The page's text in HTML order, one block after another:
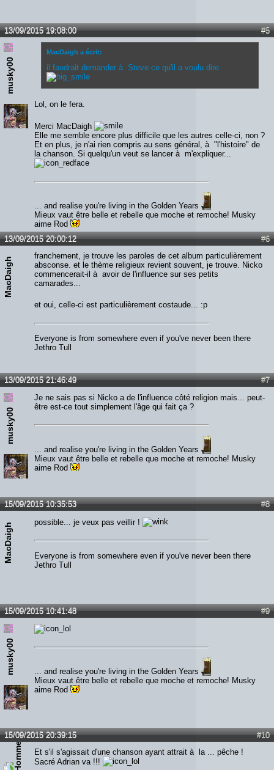
#5
13/09/2015 19:08:00
musky00
MacDaigh a écrit:
il faudrait demander à Steve ce qu'il a voulu dire
Lol, on le fera.
Merci MacDaigh
Elle me semble encore plus difficile que les autres celle-ci, non ?
Et en plus, je n'ai rien compris au sens général, à "l'histoire" de
la chanson. Si quelqu'un veut se lancer à m'expliquer...
... and realise you're living in the Golden Years
Mieux vaut être belle et rebelle que moche et remoche! Musky
aime Rod
#6
13/09/2015 20:00:12
MacDaigh
franchement, je trouve les paroles de cet album particulièrement
absconse. et le thème religieux revient souvent, je trouve. Nicko
commencerait-il à avoir de l'influence sur ses petits
camarades...
et oui, celle-ci est particulièrement costaude... :p
Everyone is from somewhere even if you've never been there
Jethro Tull
#7
13/09/2015 21:46:49
musky00
Je ne sais pas si Nicko a de l'influence côté religion mais... peut-
être est-ce tout simplement l'âge qui fait ça ?
... and realise you're living in the Golden Years
Mieux vaut être belle et rebelle que moche et remoche! Musky
aime Rod
#8
15/09/2015 10:35:53
MacDaigh possible... je veux pas veillir !
Everyone is from somewhere even if you've never been there
Jethro Tull
#9
15/09/2015 10:41:48
musky00
... and realise you're living in the Golden Years
Mieux vaut être belle et rebelle que moche et remoche! Musky
aime Rod
#10
15/09/2015 20:39:15
Et s'il s'agissait d'une chanson ayant attrait à la ... pêche !
Sacré Adrian va !!!